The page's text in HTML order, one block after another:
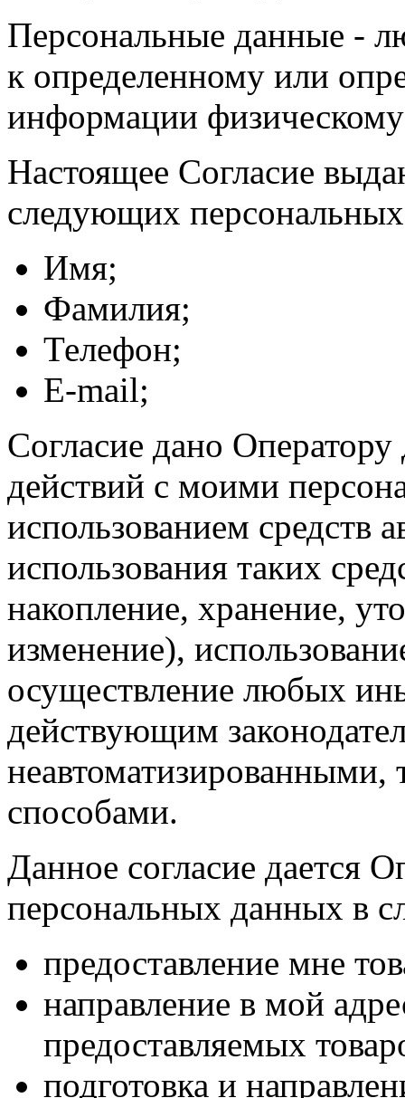
Персональные данные -
к определенному или
информации
Настоящее Согласие
следующих
Имя;
Фамилия;
Телефон;
E-mail;
Согласие дано
действий с моими
использованием средств
использования таких
накопление, хранение,
изменение),
осуществление любых
действующим
неавтоматизированными,
способами.
Данное согласие дается
персональных данных в
предоставление мне
направление в мой
предоставляемых
подготовка и